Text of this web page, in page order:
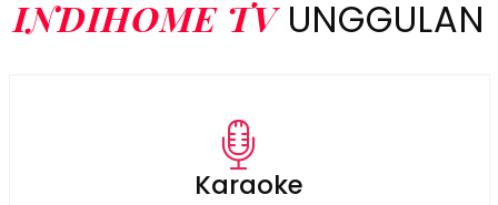
INDIHOME TVUNGGULAN
Karaoke